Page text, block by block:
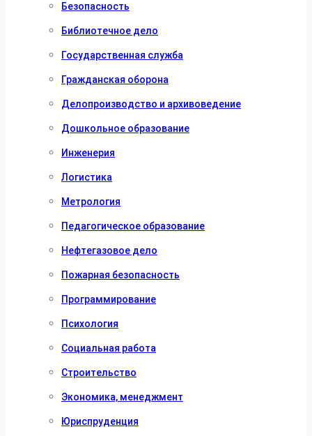
Безопасность
Библиотечное дело
Государственная служба
Гражданская оборона
Делопроизводство и архивоведение
Дошкольное образование
Инженерия
Логистика
Метрология
Педагогическое образование
Нефтегазовое дело
Пожарная безопасность
Программирование
Психология
Социальная работа
Строительство
Экономика, менеджмент
Юриспруденция